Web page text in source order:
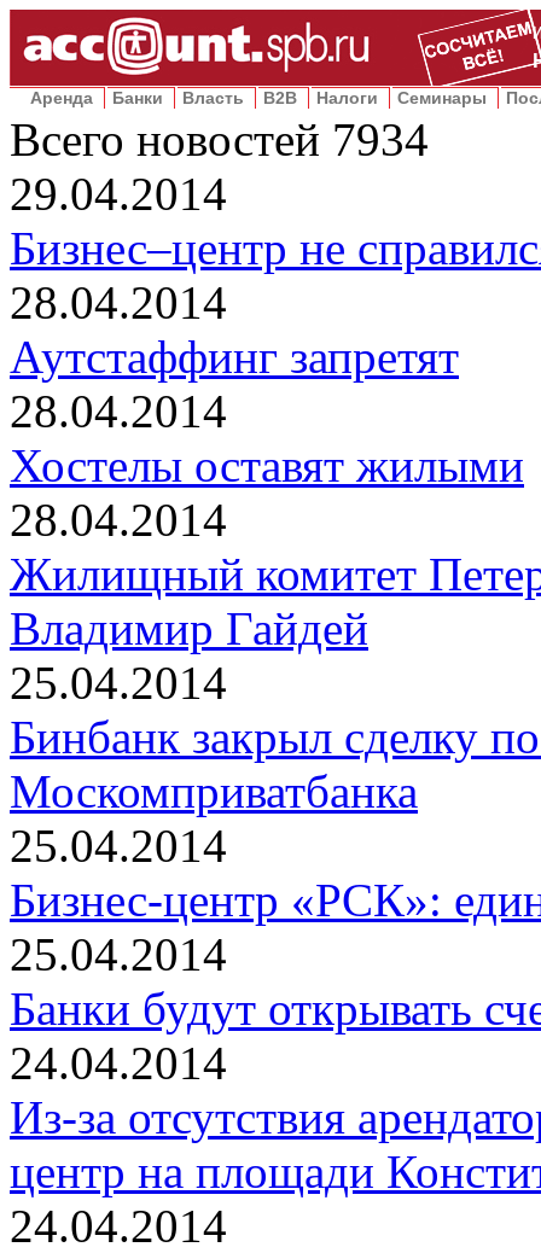
Аренда Банки Власть B2B Налоги Семинары
Всего новостей 7934
29.04.2014
Бизнес–центр не
28.04.2014
Аутстаффинг запретят
28.04.2014
Хостелы оставят жилыми
28.04.2014
Жилищный комитет
Владимир Гайдей
25.04.2014
Бинбанк закрыл сделку
Москомприватбанка
25.04.2014
Бизнес-центр «РСК»:
25.04.2014
Банки будут открывать
24.04.2014
Из-за отсутствия
центр на площади
24.04.2014